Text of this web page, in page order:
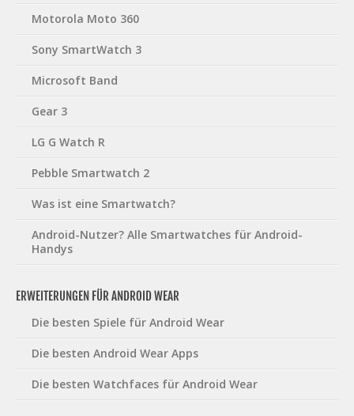
Motorola Moto 360
Sony SmartWatch 3
Microsoft Band
Gear 3
LG G Watch R
Pebble Smartwatch 2
Was ist eine Smartwatch?
Android-Nutzer? Alle Smartwatches für Android-
Handys
ERWEITERUNGEN FÜR ANDROID WEAR
Die besten Spiele für Android Wear
Die besten Android Wear Apps
Die besten Watchfaces für Android Wear